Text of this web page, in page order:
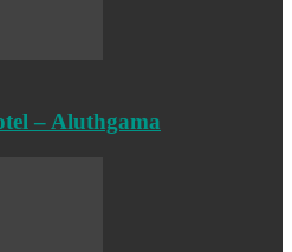
– Aluthgama